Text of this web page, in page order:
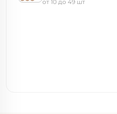
от 10 до 49 шт